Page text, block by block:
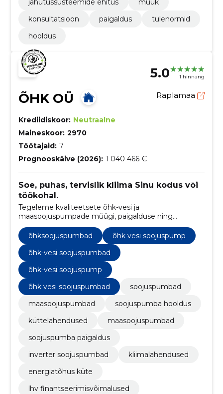
konsultatsioon
paigaldus
tulenormid
hooldus
5.0 1 hinnang
ÕHK OÜ Raplamaa
Krediidiskoor: Neutraalne
Maineskoor: 2970
Töötajaid: 7
Prognooskäive (2026): 1 040 466 €
Soe, puhas, tervislik kliima Sinu kodus või
töökohal.
Tegeleme kvaliteetsete õhk-vesi ja
maasoojuspumpade müügi, paigalduse ning
hooldusega, pakkudes klientidele energiatõhusaid ja
keskkonnasõbralikke kliimalahendusi.
õhksoojuspumbad
õhk vesi soojuspump
õhk-vesi soojuspumbad
õhk-vesi soojuspump
õhk vesi soojuspumbad
soojuspumbad
maasoojuspumbad
soojuspumba hooldus
küttelahendused
maasoojuspumbad
soojuspumba paigaldus
inverter soojuspumbad
kliimalahendused
energiatõhus küte
lhv finantseerimisvõimalused